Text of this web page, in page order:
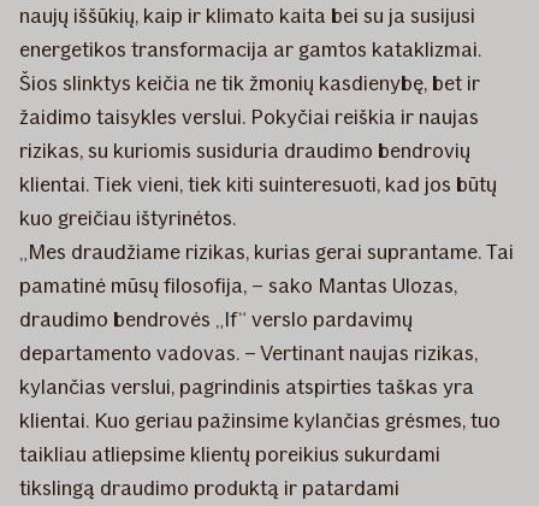
naujų iššūkių, kaip ir klimato kaita bei su ja susijusi
energetikos transformacija ar gamtos kataklizmai.
Šios slinktys keičia ne tik žmonių kasdienybę, bet ir
žaidimo taisykles verslui. Pokyčiai reiškia ir naujas
rizikas, su kuriomis susiduria draudimo bendrovių
klientai. Tiek vieni, tiek kiti suinteresuoti, kad jos būtų
kuo greičiau ištyrinėtos.
„Mes draudžiame rizikas, kurias gerai suprantame. Tai
pamatinė mūsų filosofija, – sako Mantas Ulozas,
draudimo bendrovės „If“ verslo pardavimų
departamento vadovas. – Vertinant naujas rizikas,
kylančias verslui, pagrindinis atspirties taškas yra
klientai. Kuo geriau pažinsime kylančias grėsmes, tuo
taikliau atliepsime klientų poreikius sukurdami
tikslingą draudimo produktą ir patardami